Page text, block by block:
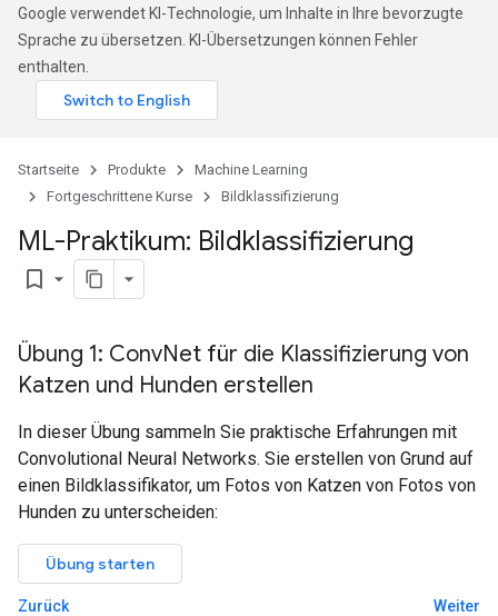
Google verwendet KI-Technologie, um Inhalte in Ihre bevorzugte
Sprache zu übersetzen. KI-Übersetzungen können Fehler
enthalten.
Startseite Produkte
Machine Learning
Fortgeschrittene Kurse
Bildklassifizierung
ML-Praktikum: Bildklassifizierung
bookmark_border
Übung 1: ConvNet für die Klassifizierung von
Katzen und Hunden erstellen
In dieser Übung sammeln Sie praktische Erfahrungen mit
Convolutional Neural Networks. Sie erstellen von Grund auf
einen Bildklassifikator, um Fotos von Katzen von Fotos von
Hunden zu unterscheiden:
Übung starten
Zurück
Weiter